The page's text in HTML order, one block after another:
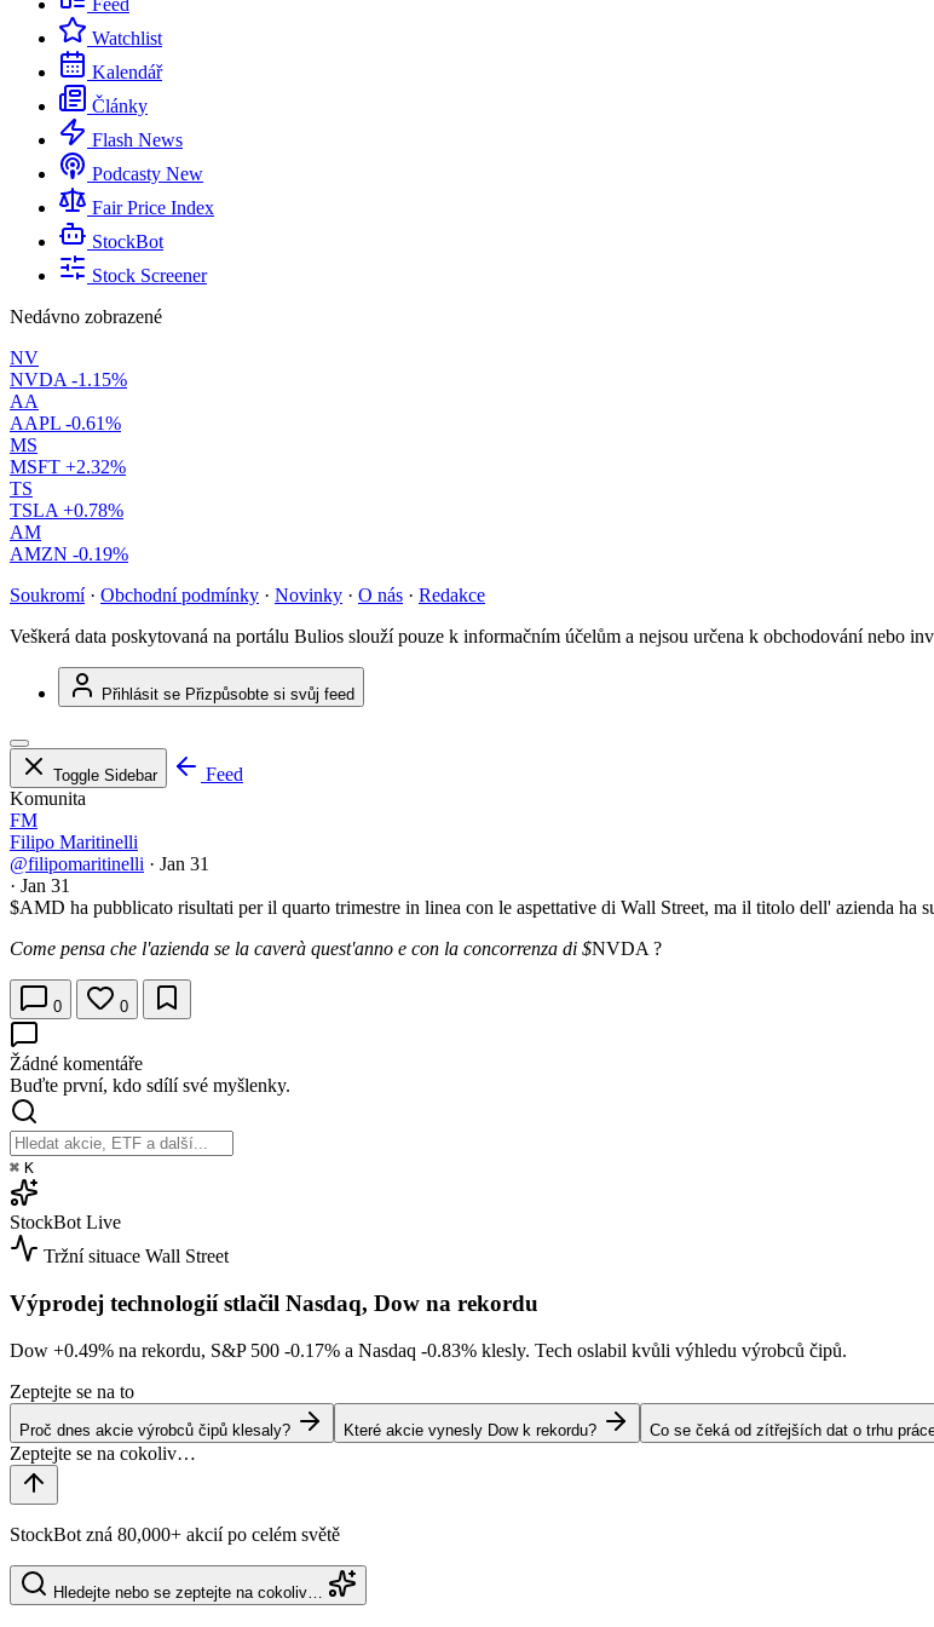
Feed
Watchlist
Kalendář
Články
Flash News
Podcasty New
Fair Price Index
StockBot
Stock Screener
Nedávno zobrazené
NV
NVDA -1.15%
AA
AAPL -0.61%
MS
MSFT +2.32%
TS
TSLA +0.78%
AM
AMZN -0.19%
Soukromí · Obchodní podmínky · Novinky · O nás · Redakce
Veškerá data poskytovaná na portálu Bulios slouží pouze k informačním účelům a nejsou určena k obchodování nebo
Přihlásit se Přizpůsobte si svůj feed
Toggle Sidebar
Feed
Komunita
FM
Filipo Maritinelli
@filipomaritinelli · Jan 31
· Jan 31
$AMD ha pubblicato risultati per il quarto trimestre in linea con le aspettative di Wall Street, ma il titolo dell' azienda ha
Come pensa che l'azienda se la caverà quest'anno e con la concorrenza di $NVDA ?
0 0
Žádné komentáře
Buďte první, kdo sdílí své myšlenky.
⌘ K
StockBot Live
Tržní situace Wall Street
Výprodej technologií stlačil Nasdaq, Dow na rekordu
Dow +0.49% na rekordu, S&P 500 -0.17% a Nasdaq -0.83% klesly. Tech oslabil kvůli výhledu výrobců čipů.
Zeptejte se na to
Proč dnes akcie výrobců čipů klesaly? Které akcie vynesly Dow k rekordu? Co se čeká od zítřejších dat o trhu
StockBot zná 80,000+ akcií po celém světě
Hledejte nebo se zeptejte na cokoliv…